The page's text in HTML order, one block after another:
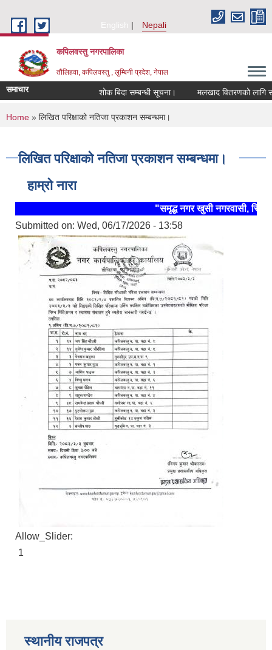
English
Nepali
कपिलवस्तु नगरपालिका
तौलिहवा, कपिलवस्तु , लुम्बिनी प्रदेश, नेपाल
समाचार शोक बिदा सम्बन्धी सूचना। मलखाद वितरणको लागि
You are here
Home » लिखित परिक्षाको नतिजा प्रकाशन सम्बन्धमा।
लिखित परिक्षाको नतिजा प्रकाशन सम्बन्धमा।
हाम्रो नारा
"समृद्ध नगर खुसी नगरवासी, स्थिर र
Submitted on: Wed, 06/17/2026 - 13:58
Allow_Slider:
1
स्थानीय राजपत्र